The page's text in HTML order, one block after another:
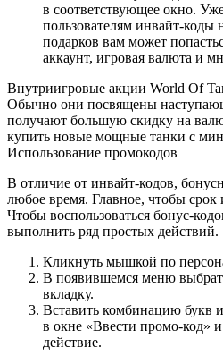
в соответствующее окно.
пользователям инвайт-коды
подарков вам может
аккаунт, игровая валюта и
Внутриигровые акции World Of
Обычно они посвящены
получают большую скидку на
купить новые мощные танки с
Использование промокодов
В отличие от инвайт-кодов,
любое время. Главное, чтобы срок
Чтобы воспользоваться бонус-
выполнить ряд простых действий.
Кликнуть мышкой по
В появившемся меню
вкладку.
Вставить комбинацию букв
в окне «Ввести промо-код»
действие.